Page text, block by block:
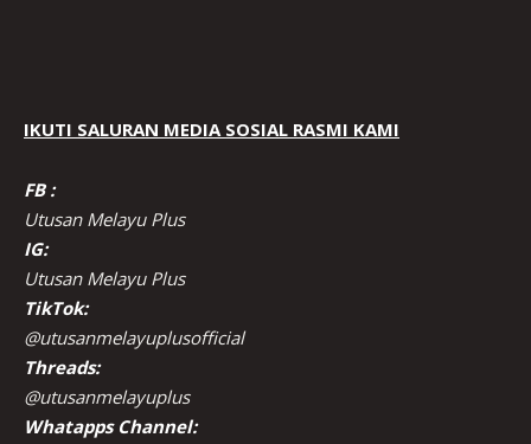
IKUTI SALURAN MEDIA SOSIAL RASMI KAMI
FB :
Utusan Melayu Plus
IG:
Utusan Melayu Plus
TikTok:
@utusanmelayuplusofficial
Threads:
@utusanmelayuplus
Whatapps Channel: